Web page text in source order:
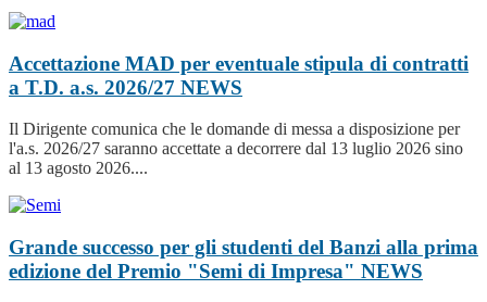
Accettazione MAD per eventuale stipula di contratti
a T.D. a.s. 2026/27 NEWS
Il Dirigente comunica che le domande di messa a disposizione per
l'a.s. 2026/27 saranno accettate a decorrere dal 13 luglio 2026 sino
al 13 agosto 2026....
Grande successo per gli studenti del Banzi alla prima
edizione del Premio "Semi di Impresa" NEWS